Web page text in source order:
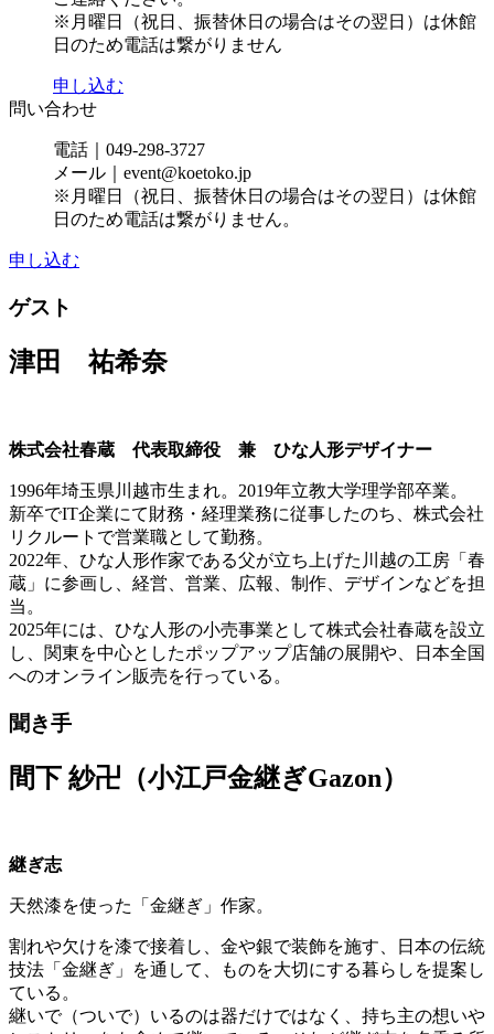
※月曜日（祝日、振替休日の場合はその翌日）は休館
日のため電話は繋がりません
申し込む
問い合わせ
電話｜049-298-3727
メール｜event@koetoko.jp
※月曜日（祝日、振替休日の場合はその翌日）は休館
日のため電話は繋がりません。
申し込む
ゲスト
津田 祐希奈
株式会社春蔵 代表取締役 兼 ひな人形デザイナー
1996年埼玉県川越市生まれ。2019年立教大学理学部卒業。
新卒でIT企業にて財務・経理業務に従事したのち、株式会社
リクルートで営業職として勤務。
2022年、ひな人形作家である父が立ち上げた川越の工房「春
蔵」に参画し、経営、営業、広報、制作、デザインなどを担
当。
2025年には、ひな人形の小売事業として株式会社春蔵を設立
し、関東を中心としたポップアップ店舗の展開や、日本全国
へのオンライン販売を行っている。
聞き手
間下 紗卍（小江戸金継ぎGazon）
継ぎ志
天然漆を使った「金継ぎ」作家。
割れや欠けを漆で接着し、金や銀で装飾を施す、日本の伝統
技法「金継ぎ」を通して、ものを大切にする暮らしを提案し
ている。
継いで（ついで）いるのは器だけではなく、持ち主の想いや